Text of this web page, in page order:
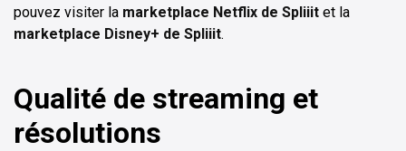
pouvez visiter la marketplace Netflix de Spliiit et la
marketplace Disney+ de Spliiit.
Qualité de streaming et
résolutions